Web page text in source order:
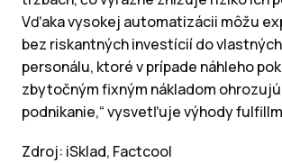
Vďaka vysokej automatizácii môžu
bez riskantných investícií do
personálu, ktoré v prípade náhleho
zbytočným fixným nákladom
podnikanie,“ vysvetľuje výhody
Zdroj: iSklad, Factcool